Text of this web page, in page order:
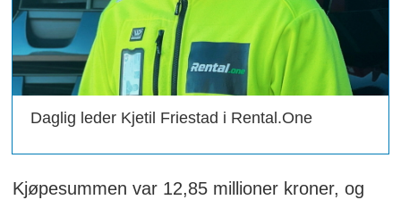
Daglig leder Kjetil Friestad i Rental.One
Kjøpesummen var 12,85 millioner kroner, og